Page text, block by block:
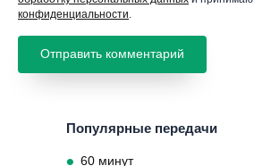
конфиденциальности
Популярные передачи
60 минут